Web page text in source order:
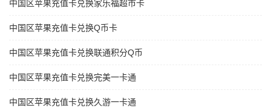
中国区苹果充值卡兑换家乐福超市卡
中国区苹果充值卡兑换Q币卡
中国区苹果充值卡兑换联通积分Q币
中国区苹果充值卡兑换完美一卡通
中国区苹果充值卡兑换久游一卡通